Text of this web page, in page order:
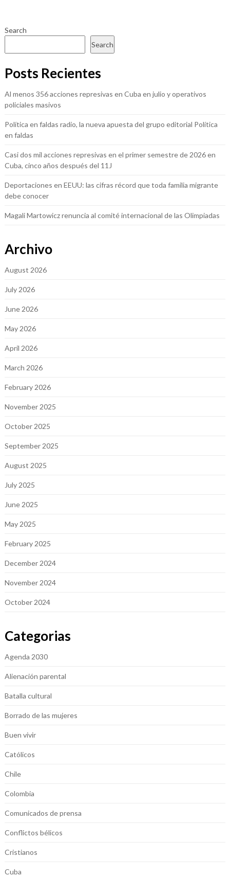
Search
Search
Posts Recientes
Al menos 356 acciones represivas en Cuba en julio y operativos
policiales masivos
Política en faldas radio, la nueva apuesta del grupo editorial Política
en faldas
Casi dos mil acciones represivas en el primer semestre de 2026 en
Cuba, cinco años después del 11J
Deportaciones en EEUU: las cifras récord que toda familia migrante
debe conocer
Magali Martowicz renuncia al comité internacional de las Olimpiadas
Archivo
August 2026
July 2026
June 2026
May 2026
April 2026
March 2026
February 2026
November 2025
October 2025
September 2025
August 2025
July 2025
June 2025
May 2025
February 2025
December 2024
November 2024
October 2024
Categorias
Agenda 2030
Alienación parental
Batalla cultural
Borrado de las mujeres
Buen vivir
Católicos
Chile
Colombia
Comunicados de prensa
Conflictos bélicos
Cristianos
Cuba